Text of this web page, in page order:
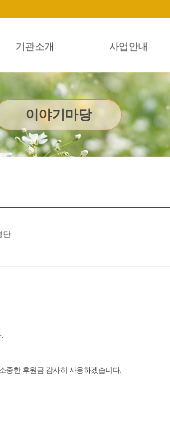
기관소개 사업안내
이야기마당
단
중한 후원금 감사히 사용하겠습니다.